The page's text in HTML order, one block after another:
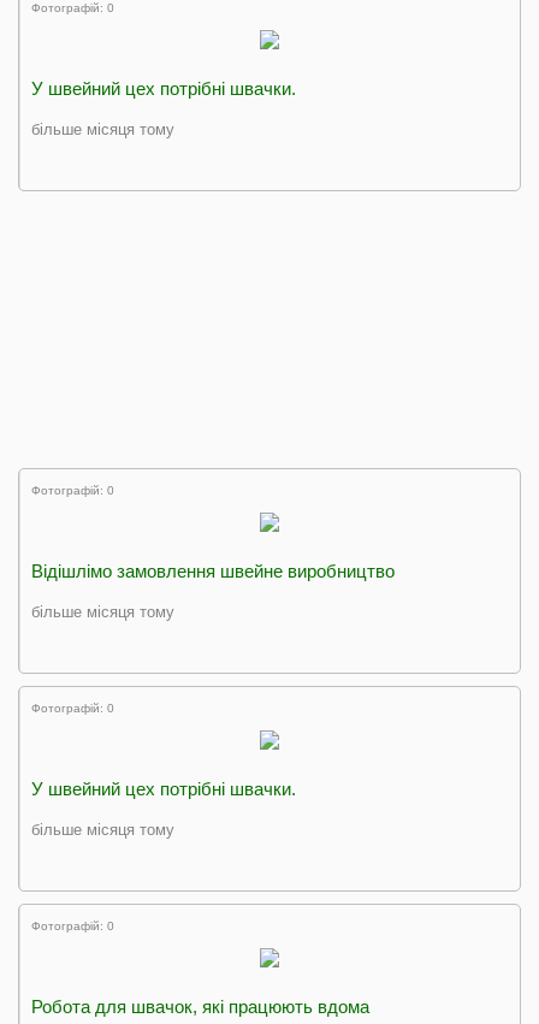
Фотографій: 0
У швейний цех потрібні швачки.
більше місяця тому
Фотографій: 0
Відішлімо замовлення швейне виробництво
більше місяця тому
Фотографій: 0
У швейний цех потрібні швачки.
більше місяця тому
Фотографій: 0
Робота для швачок, які працюють вдома